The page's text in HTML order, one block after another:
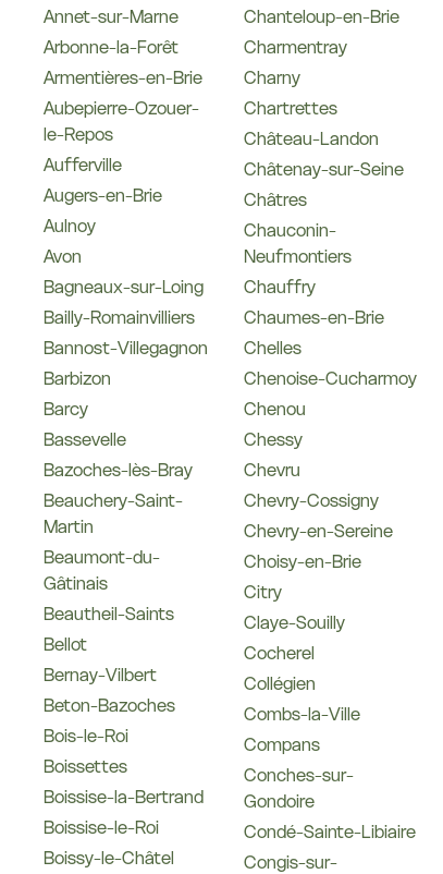
Annet-sur-Marne
Arbonne-la-Forêt
Armentières-en-Brie
Aubepierre-Ozouer-
le-Repos
Aufferville
Augers-en-Brie
Aulnoy
Avon
Bagneaux-sur-Loing
Bailly-Romainvilliers
Bannost-Villegagnon
Barbizon
Barcy
Bassevelle
Bazoches-lès-Bray
Beauchery-Saint-
Martin
Beaumont-du-
Gâtinais
Beautheil-Saints
Bellot
Bernay-Vilbert
Beton-Bazoches
Bois-le-Roi
Boissettes
Boissise-la-Bertrand
Boissise-le-Roi
Boissy-le-Châtel
Chanteloup-en-Brie
Charmentray
Charny
Chartrettes
Château-Landon
Châtenay-sur-Seine
Châtres
Chauconin-
Neufmontiers
Chauffry
Chaumes-en-Brie
Chelles
Chenoise-Cucharmoy
Chenou
Chessy
Chevru
Chevry-Cossigny
Chevry-en-Sereine
Choisy-en-Brie
Citry
Claye-Souilly
Cocherel
Collégien
Combs-la-Ville
Compans
Conches-sur-
Gondoire
Condé-Sainte-Libiaire
Congis-sur-